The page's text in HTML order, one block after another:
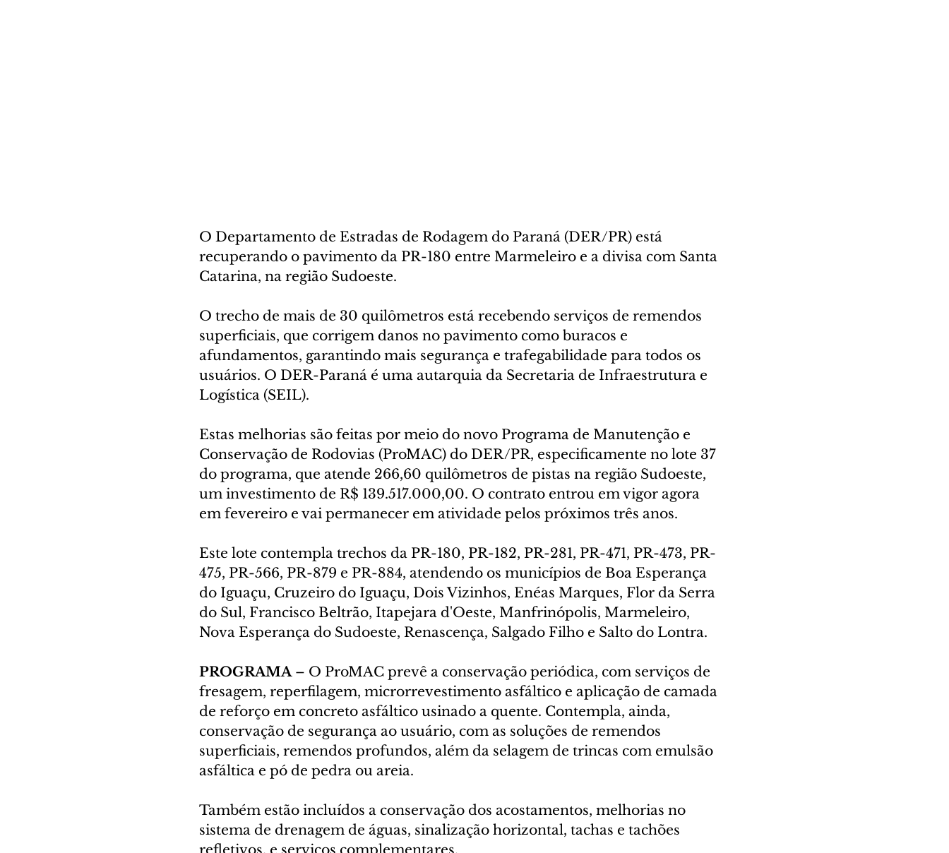
O Departamento de Estradas de Rodagem do Paraná (DER/PR) está
recuperando o pavimento da PR-180 entre Marmeleiro e a divisa com Santa
Catarina, na região Sudoeste.
O trecho de mais de 30 quilômetros está recebendo serviços de remendos
superficiais, que corrigem danos no pavimento como buracos e
afundamentos, garantindo mais segurança e trafegabilidade para todos os
usuários. O DER-Paraná é uma autarquia da Secretaria de Infraestrutura e
Logística (SEIL).
Estas melhorias são feitas por meio do novo Programa de Manutenção e
Conservação de Rodovias (ProMAC) do DER/PR, especificamente no lote 37
do programa, que atende 266,60 quilômetros de pistas na região Sudoeste,
um investimento de R$ 139.517.000,00. O contrato entrou em vigor agora
em fevereiro e vai permanecer em atividade pelos próximos três anos.
Este lote contempla trechos da PR-180, PR-182, PR-281, PR-471, PR-473, PR-
475, PR-566, PR-879 e PR-884, atendendo os municípios de Boa Esperança
do Iguaçu, Cruzeiro do Iguaçu, Dois Vizinhos, Enéas Marques, Flor da Serra
do Sul, Francisco Beltrão, Itapejara d'Oeste, Manfrinópolis, Marmeleiro,
Nova Esperança do Sudoeste, Renascença, Salgado Filho e Salto do Lontra.
PROGRAMA – O ProMAC prevê a conservação periódica, com serviços de
fresagem, reperfilagem, microrrevestimento asfáltico e aplicação de camada
de reforço em concreto asfáltico usinado a quente. Contempla, ainda,
conservação de segurança ao usuário, com as soluções de remendos
superficiais, remendos profundos, além da selagem de trincas com emulsão
asfáltica e pó de pedra ou areia.
Também estão incluídos a conservação dos acostamentos, melhorias no
sistema de drenagem de águas, sinalização horizontal, tachas e tachões